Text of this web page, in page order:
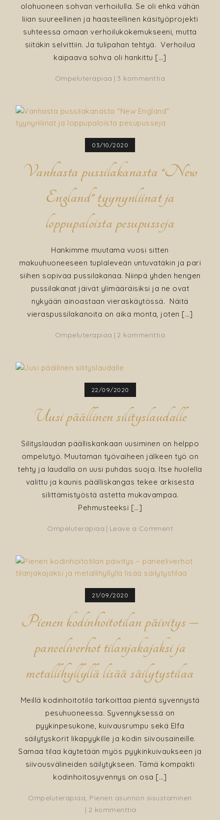
olohuoneen sohvan verhoilulla. Se oli ehkä vähän
liian suureellinen ja haasteellinen käsityöprojekti
suhteessa omaan verhoilukokemukseeni, mutta
siitäkin selvittiin. Ja tulipahan tehtyä. Verhoilua
kaipaava sohva oli hankittu […]
Ompeluterapiaa 3 kommenttia
verhoilu
ja
03/10/2020
Vanhasta pussilakanasta “New
England” tyynynliinat ja
loppupaloista pesupusseja
Hankimme muutama vuosi sitten
makuuhuoneeseen tuplaleveän untuvatäkin ja pari
siihen sopivaa pussilakanaa. Niinpä yhden hengen
pussilakanat jäivät ylimääräisiksi ja ne ovat
nykyään ainoastaan vieraskäytössä. Näitä
vieraspussilakanoita on aika monta, joten […]
Ompeluterapiaa 2 kommenttia
loppupaloista
22/09/2020
Uusi päällinen silityslaudalle
Silityslaudan päälliskankaan uusiminen on helppo
ompelutyö. Muutaman työvaiheen jälkeen työ on
tehty ja laudalla on uusi puhdas suoja. Itse huolella
valittu ja kaunis päälliskangas tekee arkisesta
silittämistyöstä astetta mukavampaa.
Pehmusteeksi […]
Ompeluterapiaa Leave a Comment
silityslaudalle
21/09/2020
Pienen kodinhoitotilan päivitys –
paneeliverhot tilanjakajaksi ja
metallihyllyllä lisää säilytystilaa
Meillä kodinhoitotila tarkoittaa pientä syvennystä
pesuhuoneessa. Syvennyksessä on
pyykinpesukone, kuivausrumpu sekä Elfa
säilytyskorit likapyykille ja kodin siivousaineille.
Samaa tilaa käytetään myös pyykinkuivaukseen ja
siivousvälineiden säilytykseen. Tämä kompakti
kodinhoitosyvennys on osa […]
Ompeluterapiaa, Pienen asunnon sisustaminen
2 kommenttia